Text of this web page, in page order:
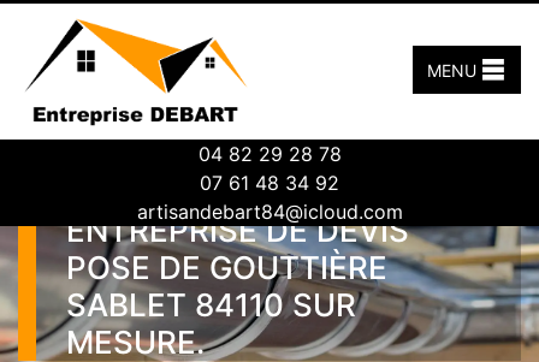
04 82 29 28 78
07 61 48 34 92
artisandebart84@icloud.com
MENU
ENTREPRISE DE DEVIS
POSE DE GOUTTIÈRE
SABLET 84110 SUR
MESURE.